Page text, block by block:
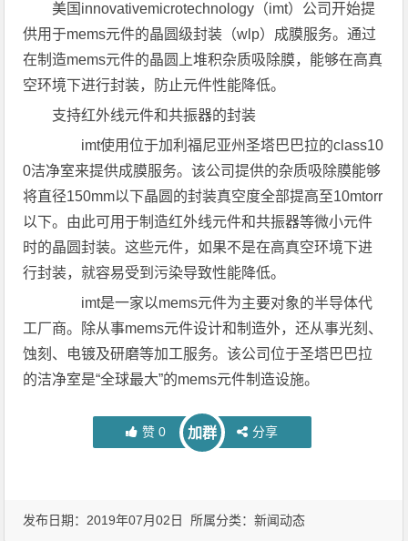
美国innovativemicrotechnology（imt）公司开始提
供用于mems元件的晶圆级封装（wlp）成膜服务。通过
在制造mems元件的晶圆上堆积杂质吸除膜，能够在高真
空环境下进行封装，防止元件性能降低。
支持红外线元件和共振器的封装
imt使用位于加利福尼亚州圣塔巴巴拉的class10
0洁净室来提供成膜服务。该公司提供的杂质吸除膜能够
将直径150mm以下晶圆的封装真空度全部提高至10mtorr
以下。由此可用于制造红外线元件和共振器等微小元件
时的晶圆封装。这些元件，如果不是在高真空环境下进
行封装，就容易受到污染导致性能降低。
imt是一家以mems元件为主要对象的半导体代
工厂商。除从事mems元件设计和制造外，还从事光刻、
蚀刻、电镀及研磨等加工服务。该公司位于圣塔巴巴拉
的洁净室是“全球最大”的mems元件制造设施。
赞 0 加群 分享
发布日期：2019年07月02日 所属分类：新闻动态